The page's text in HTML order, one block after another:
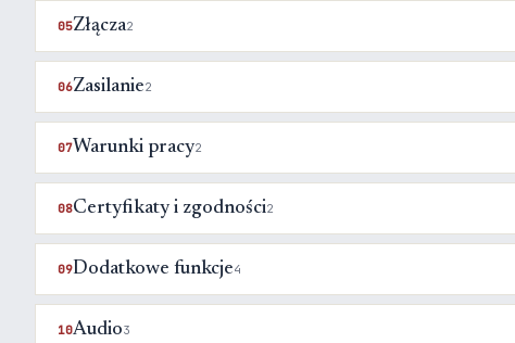
05Złącza2
06Zasilanie2
07Warunki pracy2
08Certyfikaty i zgodności2
09Dodatkowe funkcje4
10Audio3